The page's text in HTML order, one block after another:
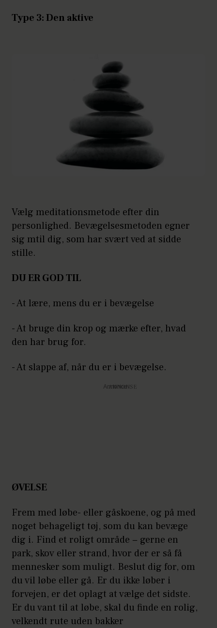
Type 3: Den aktive
Vælg meditationsmetode efter din
personlighed. Bevægelsesmetoden egner
sig mtil dig, som har svært ved at sidde
stille.
DU ER GOD TIL
- At lære, mens du er i bevægelse
- At bruge din krop og mærke efter, hvad
den har brug for.
- At slappe af, når du er i bevægelse.
Annonce
ØVELSE
Frem med løbe- eller gåskoene, og på med
noget behageligt tøj, som du kan bevæge
dig i. Find et roligt område − gerne en
park, skov eller strand, hvor der er så få
mennesker som muligt. Beslut dig for, om
du vil løbe eller gå. Er du ikke løber i
forvejen, er det oplagt at vælge det sidste.
Er du vant til at løbe, skal du finde en rolig,
velkendt rute uden bakker